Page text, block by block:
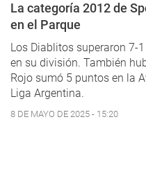
La categoría 2012 de
en el Parque
Los Diablitos superaron 7-
en su división. También
Rojo sumó 5 puntos en la
Liga Argentina.
8 DE MAYO DE 2025 - 15:20